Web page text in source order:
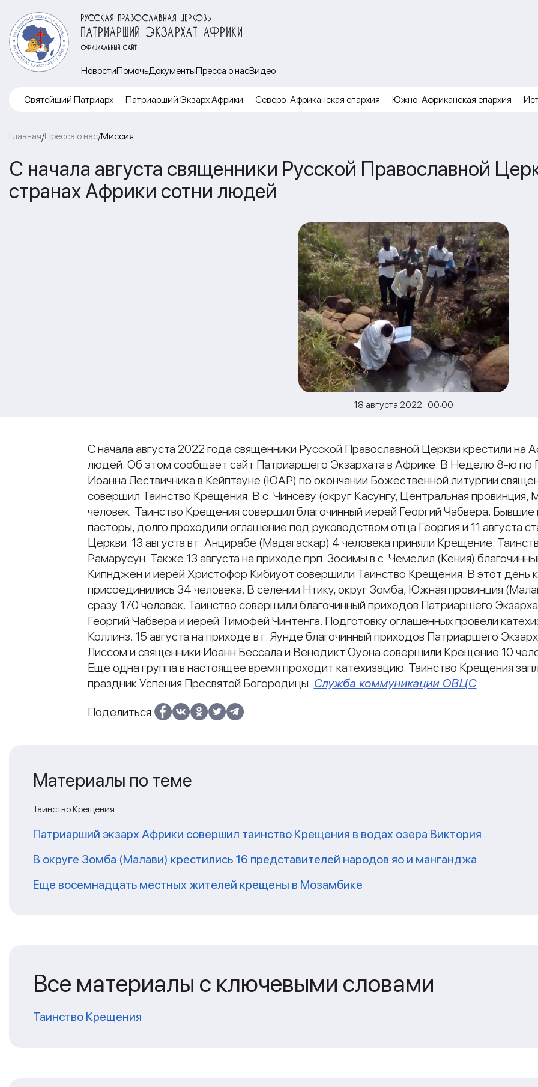
РУССКАЯ ПРАВОСЛАВНАЯ ЦЕРКОВЬ
ПАТРИАРШИЙ ЭКЗАРХАТ АФРИКИ
ОФИЦИАЛЬНЫЙ САЙТ
НовостиПомочьДокументыПресса о насВидео
Cвятейший Патриарх Патриарший Экзарх Африки Северо-Африканская епархия Южно-Африканская епархия
Главная/Пресса о нас/Миссия
С начала августа священники Русской Православной
странах Африки сотни людей
18 августа 2022 00:00
С начала августа 2022 года священники Русской Православной Церкви крестили на
людей. Об этом сообщает сайт Патриаршего Экзархата в Африке. В Неделю 8-ю по
Иоанна Лествичника в Кейптауне (ЮАР) по окончании Божественной литургии
совершил Таинство Крещения. В с. Чинсеву (округ Касунгу, Центральная провинция,
человек. Таинство Крещения совершил благочинный иерей Георгий Чабвера. Бывшие
пасторы, долго проходили оглашение под руководством отца Георгия и 11 августа
Церкви. 13 августа в г. Анцирабе (Мадагаскар) 4 человека приняли Крещение.
Рамарусун. Также 13 августа на приходе прп. Зосимы в с. Чемелил (Кения)
Кипнджен и иерей Христофор Кибиуот совершили Таинство Крещения. В этот день
присоединились 34 человека. В селении Нтику, округ Зомба, Южная провинция
сразу 170 человек. Таинство совершили благочинный приходов Патриаршего
Георгий Чабвера и иерей Тимофей Чинтенга. Подготовку оглашенных провели
Коллинз. 15 августа на приходе в г. Яунде благочинный приходов Патриаршего
Лиссом и священники Иоанн Бессала и Венедикт Оуона совершили Крещение 10
Еще одна группа в настоящее время проходит катехизацию. Таинство Крещения
праздник Успения Пресвятой Богородицы. Служба коммуникации ОВЦС
Поделиться:
Материалы по теме
Таинство Крещения
Патриарший экзарх Африки совершил таинство Крещения в водах озера Виктория
В округе Зомба (Малави) крестились 16 представителей народов яо и манганджа
Еще восемнадцать местных жителей крещены в Мозамбике
Все материалы с ключевыми словами
Таинство Крещения